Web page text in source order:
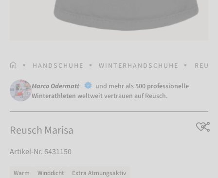
STARTSEITEHANDSCHUHE WINTERHANDSCHUHE
Marco Odermatt und mehr als500 professionelle
Winterathleten weltweit vertrauen auf Reusch.
Reusch Marisa
Artikel-Nr. 6431150
Warm Winddicht Extra Atmungsaktiv